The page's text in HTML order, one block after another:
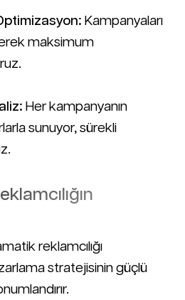
Kampanyaları
maksimum
Her kampanyanın
sunuyor, sürekli
reklamcılığı
stratejisinin güçlü